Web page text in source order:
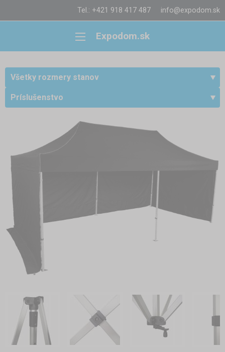
Tel.: +421 918 417 487 info@expodom.sk
Expodom.sk
Všetky rozmery stanov
Príslušenstvo